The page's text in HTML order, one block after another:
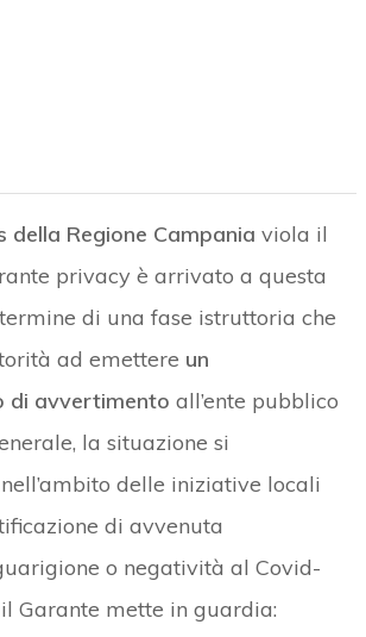
della Regione Campania viola il
privacy è arrivato a questa
di una fase istruttoria che
ad emettere un
di avvertimento all’ente pubblico
la situazione si
delle iniziative locali
di avvenuta
o negatività al Covid-
Garante mette in guardia: